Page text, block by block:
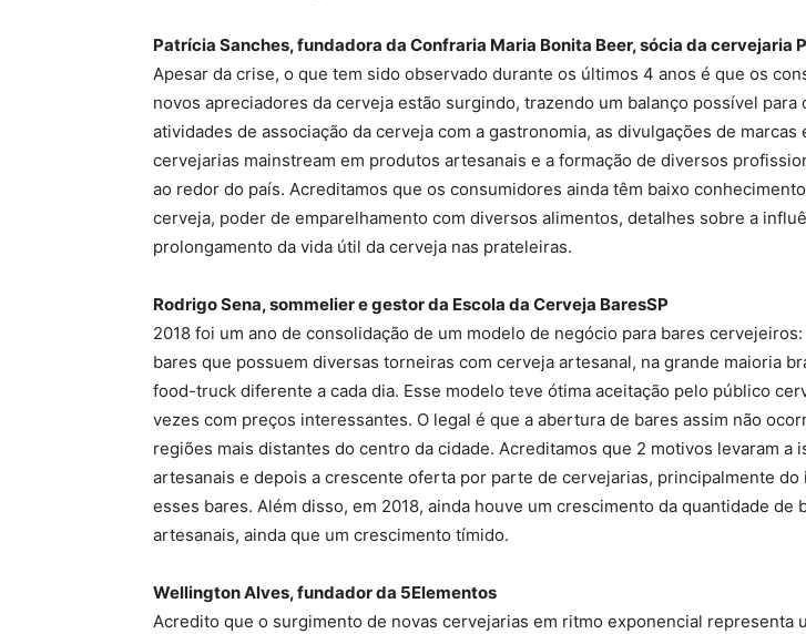
Patrícia Sanches, fundadora da Confraria Maria Bonita Beer, sócia da cervejaria
Apesar da crise, o que tem sido observado durante os últimos 4 anos é que os
novos apreciadores da cerveja estão surgindo, trazendo um balanço possível
atividades de associação da cerveja com a gastronomia, as divulgações de
cervejarias mainstream em produtos artesanais e a formação de diversos
ao redor do país. Acreditamos que os consumidores ainda têm baixo
cerveja, poder de emparelhamento com diversos alimentos, detalhes sobre a
prolongamento da vida útil da cerveja nas prateleiras.
Rodrigo Sena, sommelier e gestor da Escola da Cerveja BaresSP
2018 foi um ano de consolidação de um modelo de negócio para bares
bares que possuem diversas torneiras com cerveja artesanal, na grande maioria
food-truck diferente a cada dia. Esse modelo teve ótima aceitação pelo público
vezes com preços interessantes. O legal é que a abertura de bares assim não
regiões mais distantes do centro da cidade. Acreditamos que 2 motivos levaram
artesanais e depois a crescente oferta por parte de cervejarias, principalmente
esses bares. Além disso, em 2018, ainda houve um crescimento da quantidade
artesanais, ainda que um crescimento tímido.
Wellington Alves, fundador da 5Elementos
Acredito que o surgimento de novas cervejarias em ritmo exponencial representa